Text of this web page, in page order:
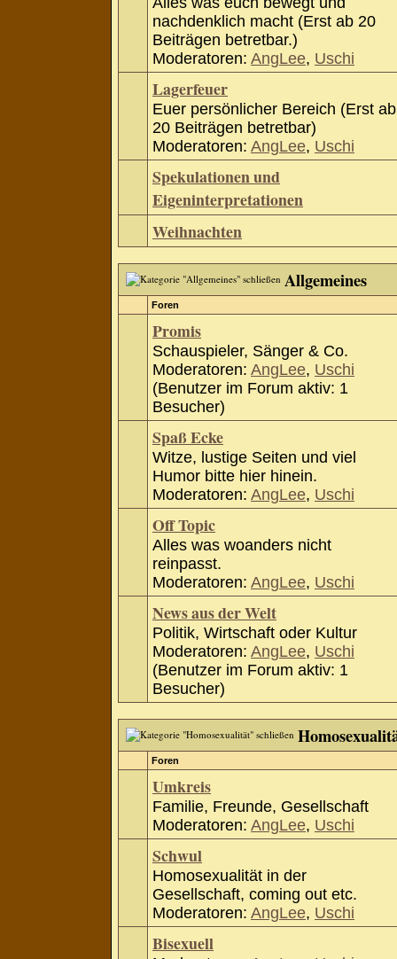
nachdenklich macht (Erst ab 20
Beiträgen betretbar.)
Moderatoren: AngLee, Uschi
Lagerfeuer
Euer persönlicher Bereich (Erst ab
20 Beiträgen betretbar)
Moderatoren: AngLee, Uschi
Spekulationen und
Eigeninterpretationen
Weihnachten
Allgemeines
Foren
Promis
Schauspieler, Sänger & Co.
Moderatoren: AngLee, Uschi
(Benutzer im Forum aktiv: 1
Besucher)
Spaß Ecke
Witze, lustige Seiten und viel
Humor bitte hier hinein.
Moderatoren: AngLee, Uschi
Off Topic
Alles was woanders nicht
reinpasst.
Moderatoren: AngLee, Uschi
News aus der Welt
Politik, Wirtschaft oder Kultur
Moderatoren: AngLee, Uschi
(Benutzer im Forum aktiv: 1
Besucher)
Foren
Umkreis
Familie, Freunde, Gesellschaft
Moderatoren: AngLee, Uschi
Schwul
Homosexualität in der
Gesellschaft, coming out etc.
Moderatoren: AngLee, Uschi
Bisexuell